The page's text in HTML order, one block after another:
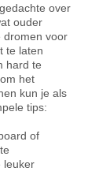
over
ouder
dromen voor
te laten
hard te
het
kun je als
tips:
of
leuker